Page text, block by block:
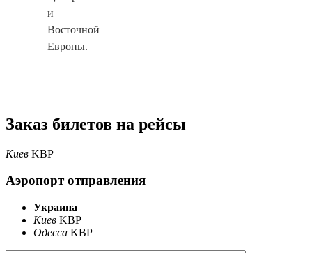
и
Восточной
Европы.
Заказ билетов на рейсы
Киев KBP
Аэропорт отправления
Украина
Киев KBP
Одесса KBP